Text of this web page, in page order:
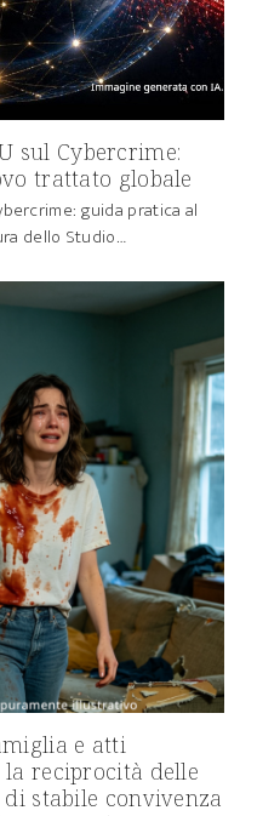
sul Cybercrime:
trattato globale
guida pratica al
dello Studio…
e atti
reciprocità delle
di stabile convivenza